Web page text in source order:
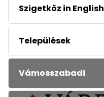
Szigetköz in English
Települések
Vámosszabadi